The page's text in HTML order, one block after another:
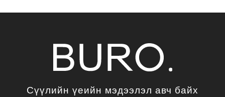
Сүүлийн үеийн мэдээлэл авч байх